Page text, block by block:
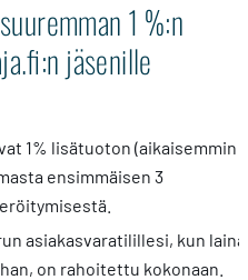
1 %:n
jäsenille
1% lisätuoton (aikaisemmin
ensimmäisen 3
asiakasvaratilillesi, kun
on rahoitettu kokonaan.